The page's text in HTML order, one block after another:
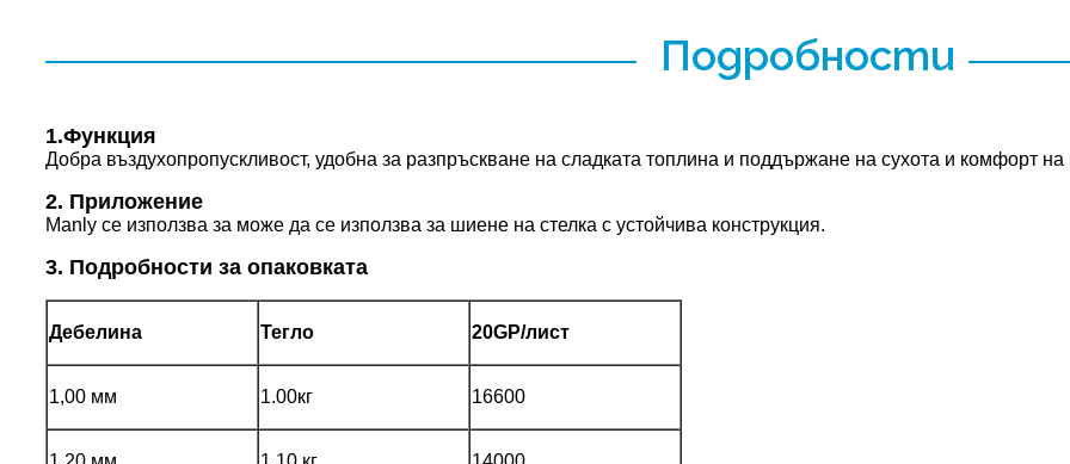
Подробности
1.Функция
Добра въздухопропускливост, удобна за разпръскване на сладката топлина и поддържане на сухота и комфорт на
2. Приложение
Manly се използва за може да се използва за шиене на стелка с устойчива конструкция.
3. Подробности за опаковката
Дебелина Тегло 20GP/лист
1,00 мм 1.00кг 16600